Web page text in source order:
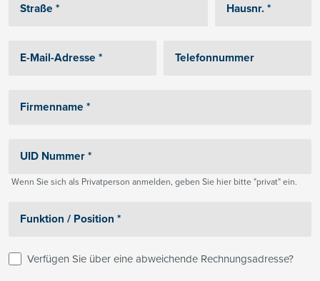
Wenn Sie sich als Privatperson anmelden, geben Sie hier bitte "privat" ein.
Verfügen Sie über eine abweichende Rechnungsadresse?